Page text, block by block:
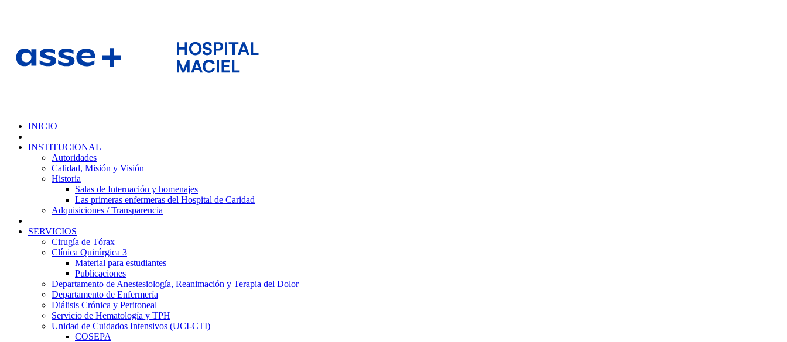
INICIO
INSTITUCIONAL
Autoridades
Calidad, Misión y Visión
Historia
Salas de Internación y homenajes
Las primeras enfermeras del Hospital de Caridad
Adquisiciones / Transparencia
SERVICIOS
Cirugía de Tórax
Clínica Quirúrgica 3
Material para estudiantes
Publicaciones
Departamento de Anestesiología, Reanimación y Terapia del Dolor
Departamento de Enfermería
Diálisis Crónica y Peritoneal
Servicio de Hematología y TPH
Unidad de Cuidados Intensivos (UCI-CTI)
COSEPA